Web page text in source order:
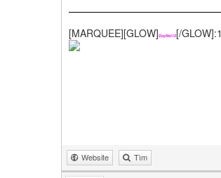
[MARQUEE][GLOW]DuyNet12[/
Website Tìm